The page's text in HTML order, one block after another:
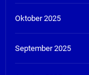
Oktober 2025
September 2025